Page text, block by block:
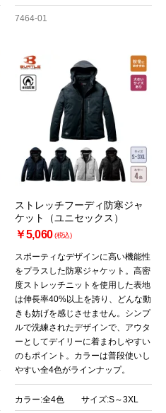
7464-01
ストレッチフーディ防寒ジャ
ケット（ユニセックス）
￥5,060(税込)
スポーティなデザインに高い機能性
をプラスした防寒ジャケット。高密
度ストレッチニットを使用した表地
は伸長率40%以上を誇り、どんな動
きも妨げを感じさせません。シンプ
ルで洗練されたデザインで、アウタ
ーとしてデイリーに着まわしやすい
のもポイント。カラーは普段使いし
やすい全4色がラインナップ。
カラー:全4色 サイズ:S～3XL
カートへ進む